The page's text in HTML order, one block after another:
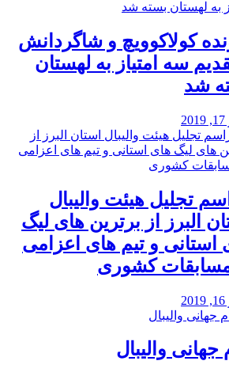
کولاکوویچ و شاگردانش
سه امتیاز به لهستان
شد
تجلیل هیئت والیبال
البرز از برترین های لیگ
استانی و تیم های اعزامی
کشوری
جهانی والیبال